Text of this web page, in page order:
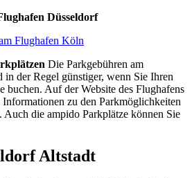
Düsseldorf
Flughafen Köln
Die Parkgebühren am
der Regel günstiger, wenn Sie Ihren
buchen. Auf der Website des Flughafens
zu den Parkmöglichkeiten
Auch die ampido Parkplätze können Sie
Altstadt